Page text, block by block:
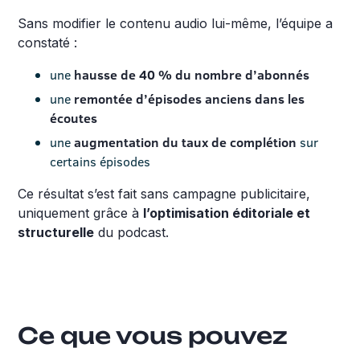
Sans modifier le contenu audio lui-même, l’équipe a
constaté :
une hausse de 40 % du nombre d’abonnés
une remontée d’épisodes anciens dans les
écoutes
uneaugmentation du taux de complétion sur
certains épisodes
Ce résultat s’est fait sans campagne publicitaire,
uniquement grâce à l’optimisation éditoriale et
structurelle du podcast.
Ce que vous pouvez